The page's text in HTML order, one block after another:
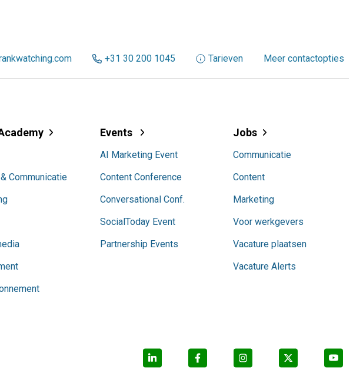
+31 30 200 1045 Tarieven Meer contactopties
Communicatie
Events
AI Marketing Event
Content Conference
Conversational Conf.
SocialToday Event
Partnership Events
Jobs
Communicatie
Content
Marketing
Voor werkgevers
Vacature plaatsen
Vacature Alerts